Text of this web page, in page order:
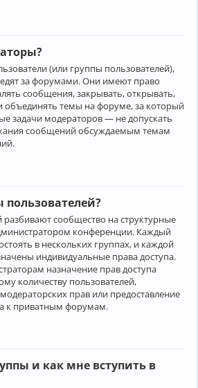
(или группы пользователей),
за форумами. Они имеют право
сообщения, закрывать, открывать,
объединять темы на форуме, за который
задачи модераторов — не допускать
сообщений обсуждаемым темам
пользователей?
разбивают сообщество на структурные
конференции. Каждый
в нескольких группах, и каждой
индивидуальные права доступа.
назначение прав доступа
количеству пользователей,
прав или предоставление
к приватным форумам.
и как мне вступить в